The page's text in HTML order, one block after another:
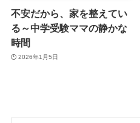
不安だから、家を整えてい
る～中学受験ママの静かな
時間
2026年1月5日